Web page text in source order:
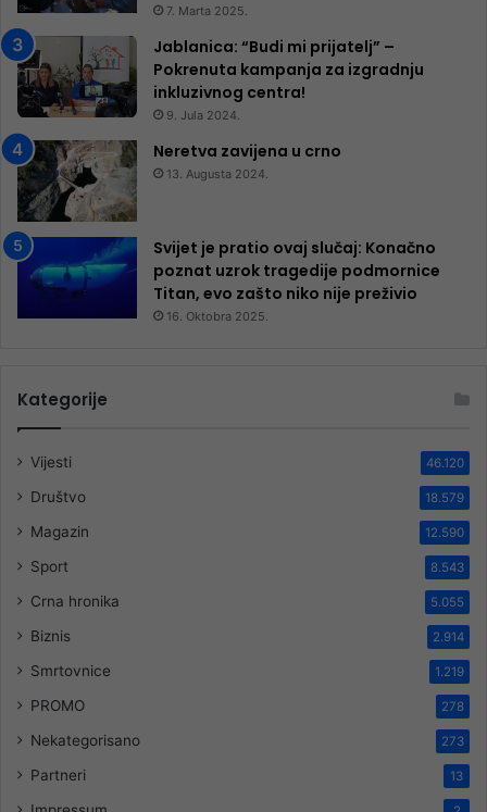
7. Marta 2025.
Jablanica: “Budi mi prijatelj” –
Pokrenuta kampanja za izgradnju
inkluzivnog centra!
9. Jula 2024.
Neretva zavijena u crno
13. Augusta 2024.
Svijet je pratio ovaj slučaj: Konačno
poznat uzrok tragedije podmornice
Titan, evo zašto niko nije preživio
16. Oktobra 2025.
Kategorije
Vijesti 46.120
Društvo 18.579
Magazin 12.590
Sport 8.543
Crna hronika 5.055
Biznis 2.914
Smrtovnice 1.219
PROMO 278
Nekategorisano 273
Partneri 13